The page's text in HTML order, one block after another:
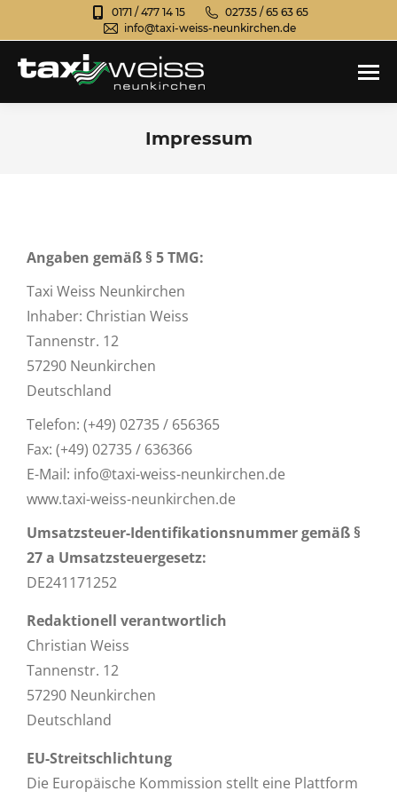
0171 / 477 14 15
02735 / 65 63 65
info@taxi-weiss-neunkirchen.de
Impressum
Angaben gemäß § 5 TMG:
Taxi Weiss Neunkirchen
Inhaber: Christian Weiss
Tannenstr. 12
57290 Neunkirchen
Deutschland
Telefon: (+49) 02735 / 656365
Fax: (+49) 02735 / 636366
E-Mail: info@taxi-weiss-neunkirchen.de
www.taxi-weiss-neunkirchen.de
Umsatzsteuer-Identifikationsnummer gemäß §
27 a Umsatzsteuergesetz:
DE241171252
Redaktionell verantwortlich
Christian Weiss
Tannenstr. 12
57290 Neunkirchen
Deutschland
EU-Streitschlichtung
Die Europäische Kommission stellt eine Plattform